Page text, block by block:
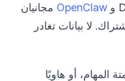
OpenClaw مجانيان
لا بيانات تغادر
المهام، أو هاويًا